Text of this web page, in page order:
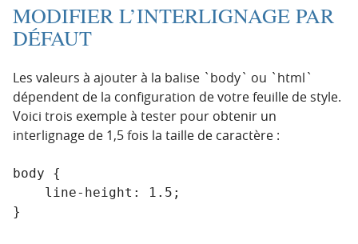
MODIFIER L’INTERLIGNAGE PAR
DÉFAUT
Les valeurs à ajouter à la balise `body` ou `html`
dépendent de la configuration de votre feuille de style.
Voici trois exemple à tester pour obtenir un
interlignage de 1,5 fois la taille de caractère :
body {
}